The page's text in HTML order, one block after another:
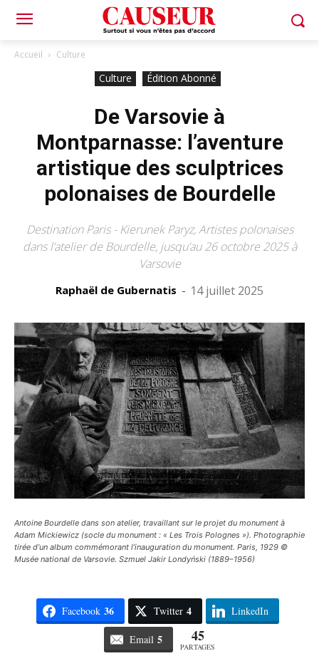
Accueil Culture
Culture Édition Abonné
De Varsovie à
Montparnasse: l’aventure
artistique des sculptrices
polonaises de Bourdelle
Destination Paris - Kierunek Paryz, Artistes polonaises
dans l’atelier de Bourdelle, jusqu’au 26 octobre 2025 à
Varsovie
Raphaël de Gubernatis - 14 juillet 2025
Antoine Bourdelle dans son atelier, travaillant sur le projet du monument à
Adam Mickiewicz (socle du monument : « Les Trois Polognes »). Photographie
tirée d’un album commémorant l’inauguration du monument. Paris, 1929 ©
Musée national de Varsovie. Szmuel Jakir Londyński (1889–1956)
Facebook 36 Twitter 4 LinkedIn
Email 5 45
PARTAGES